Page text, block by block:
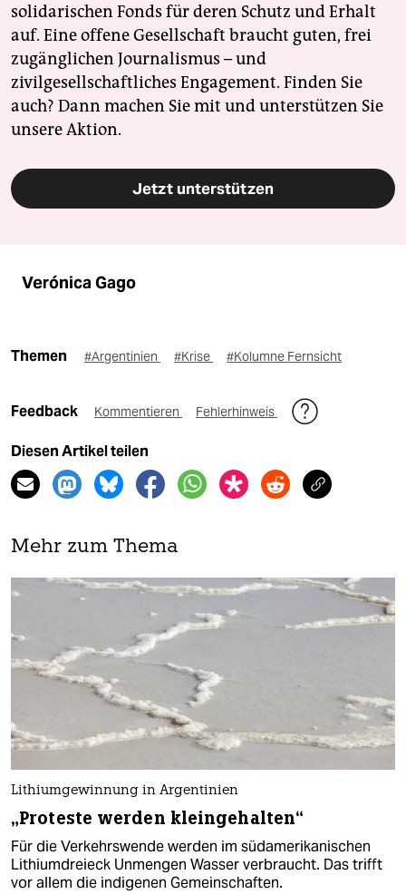
solidarischen Fonds für deren Schutz und Erhalt
auf. Eine offene Gesellschaft braucht guten, frei
zugänglichen Journalismus – und
zivilgesellschaftliches Engagement. Finden Sie
auch? Dann machen Sie mit und unterstützen Sie
unsere Aktion.
Jetzt unterstützen
Verónica Gago
Themen #Argentinien #Krise #Kolumne Fernsicht
Feedback Kommentieren Fehlerhinweis
Diesen Artikel teilen
Mehr zum Thema
Lithiumgewinnung in Argentinien
„Proteste werden kleingehalten“
Für die Verkehrswende werden im südamerikanischen
Lithiumdreieck Unmengen Wasser verbraucht. Das trifft
vor allem die indigenen Gemeinschaften.